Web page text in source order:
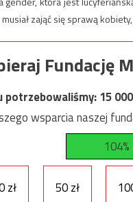
zająć się sprawą
Fundację
potrzebowaliśmy:15 000
wsparcia naszej
104%
zł 50 zł